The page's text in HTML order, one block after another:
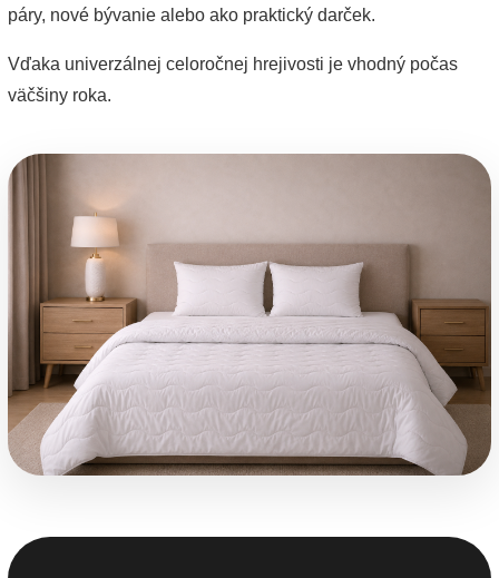
páry, nové bývanie alebo ako praktický darček.
Vďaka univerzálnej celoročnej hrejivosti je vhodný počas
väčšiny roka.